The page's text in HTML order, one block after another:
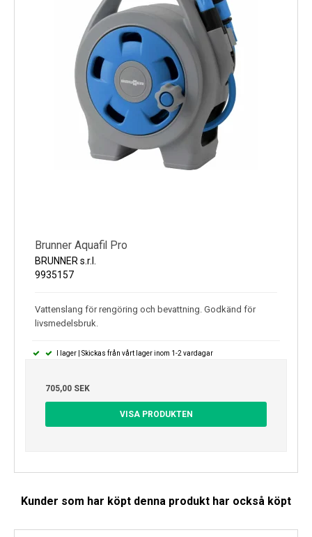
Brunner Aquafil Pro
BRUNNER s.r.l.
9935157
Vattenslang för rengöring och bevattning. Godkänd för
livsmedelsbruk.
I lager | Skickas från vårt lager inom 1-2 vardagar
705,00 SEK
VISA PRODUKTEN
Kunder som har köpt denna produkt har också köpt